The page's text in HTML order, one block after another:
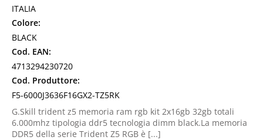
ITALIA
Colore:
BLACK
Cod. EAN:
4713294230720
Cod. Produttore:
F5-6000J3636F16GX2-TZ5RK
G.Skill trident z5 memoria ram rgb kit 2x16gb 32gb totali
6.000mhz tipologia ddr5 tecnologia dimm black.La memoria
DDR5 della serie Trident Z5 RGB è [...]